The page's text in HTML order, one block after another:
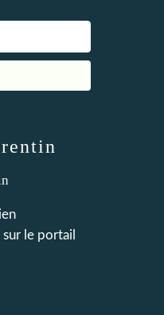
sur le portail